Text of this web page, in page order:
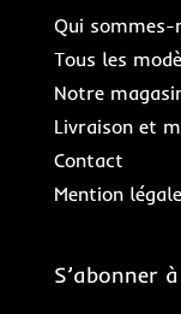
Qui sommes-
Tous les
Notre
Livraison et
Contact
Mention légale
S’abonner